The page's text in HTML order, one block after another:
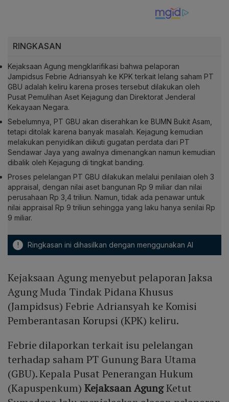
RINGKASAN
Kejaksaan Agung mengklarifikasi bahwa pelaporan
Jampidsus Febrie Adriansyah ke KPK terkait lelang saham PT
GBU adalah keliru karena proses tersebut dilakukan oleh
Pusat Pemulihan Aset Kejagung dan Direktorat Jenderal
Kekayaan Negara.
Sebelumnya, PT GBU akan diserahkan ke BUMN Bukit Asam,
tetapi ditolak karena banyak masalah. Kejagung kemudian
melakukan penyidikan diikuti gugatan perdata dari PT
Sendawar Jaya yang awalnya dimenangkan namun kemudian
dibalik oleh Kejagung di tingkat banding.
Proses pelelangan PT GBU dilakukan melalui penilaian oleh 3
appraisal, dengan nilai aset bangunan Rp 9 miliar dan nilai
perusahaan Rp 3,4 triliun. Namun, tidak ada penawar untuk
nilai appraisal Rp 9 triliun sehingga yang laku hanya senilai Rp
9 miliar.
! Ringkasan ini dihasilkan dengan menggunakan AI
Kejaksaan Agung menyebut pelaporan Jaksa
Agung Muda Tindak Pidana Khusus
(Jampidsus) Febrie Adriansyah ke Komisi
Pemberantasan Korupsi (KPK) keliru.
Febrie dilaporkan terkait isu pelelangan
terhadap saham PT Gunung Bara Utama
(GBU). Kepala Pusat Penerangan Hukum
(Kapuspenkum) Kejaksaan AgungKetut